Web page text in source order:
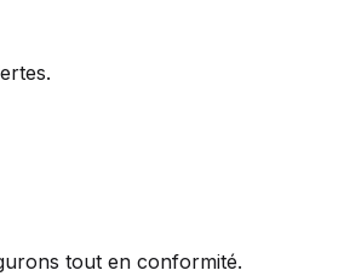
tout en conformité.